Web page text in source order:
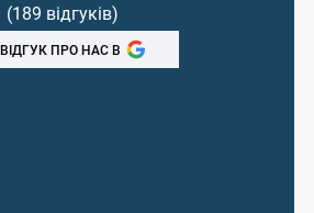
(189 відгуків)
ПРО НАС В